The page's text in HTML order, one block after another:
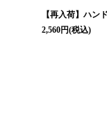
【再入荷】ハン
2,560円(税込)